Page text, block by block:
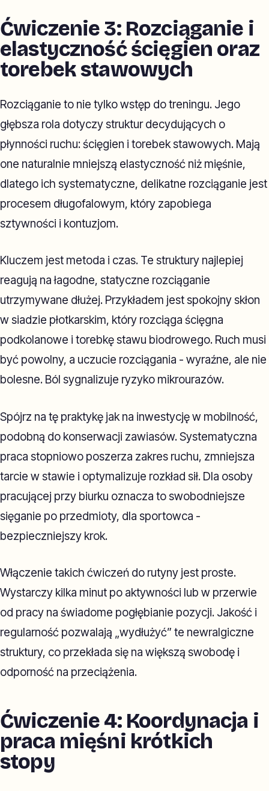
Ćwiczenie 3: Rozciąganie i
elastyczność ścięgien oraz
torebek stawowych
Rozciąganie to nie tylko wstęp do treningu. Jego
głębsza rola dotyczy struktur decydujących o
płynności ruchu: ścięgien i torebek stawowych. Mają
one naturalnie mniejszą elastyczność niż mięśnie,
dlatego ich systematyczne, delikatne rozciąganie jest
procesem długofalowym, który zapobiega
sztywności i kontuzjom.
Kluczem jest metoda i czas. Te struktury najlepiej
reagują na łagodne, statyczne rozciąganie
utrzymywane dłużej. Przykładem jest spokojny skłon
w siadzie płotkarskim, który rozciąga ścięgna
podkolanowe i torebkę stawu biodrowego. Ruch musi
być powolny, a uczucie rozciągania - wyraźne, ale nie
bolesne. Ból sygnalizuje ryzyko mikrourazów.
Spójrz na tę praktykę jak na inwestycję w mobilność,
podobną do konserwacji zawiasów. Systematyczna
praca stopniowo poszerza zakres ruchu, zmniejsza
tarcie w stawie i optymalizuje rozkład sił. Dla osoby
pracującej przy biurku oznacza to swobodniejsze
sięganie po przedmioty, dla sportowca -
bezpieczniejszy krok.
Włączenie takich ćwiczeń do rutyny jest proste.
Wystarczy kilka minut po aktywności lub w przerwie
od pracy na świadome pogłębianie pozycji. Jakość i
regularność pozwalają „wydłużyć” te newralgiczne
struktury, co przekłada się na większą swobodę i
odporność na przeciążenia.
Ćwiczenie 4: Koordynacja i
praca mięśni krótkich
stopy